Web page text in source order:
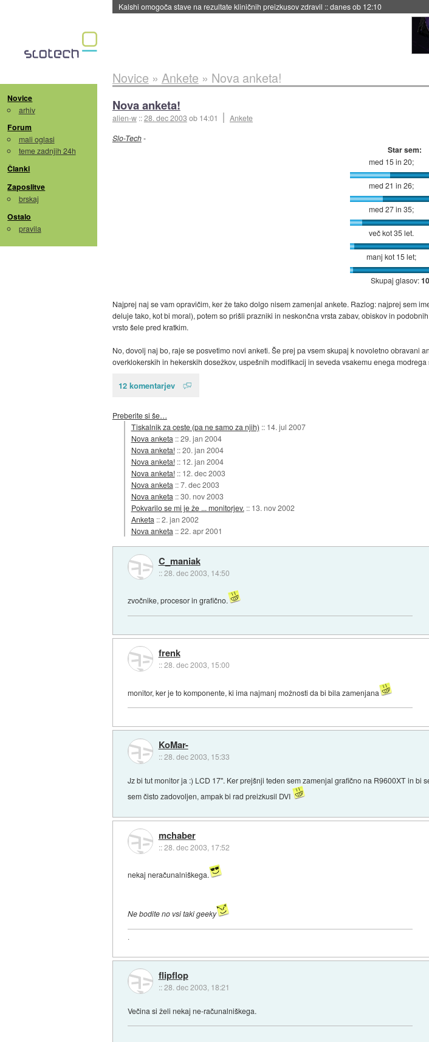
Kalshi omogoča stave na rezultate kliničnih preizkusov zdravil ::danes ob 12:10
Novice
arhiv
Forum
mali oglasi
teme zadnjih 24h
Članki
Zaposlitve
brskaj
Ostalo
pravila
Novice » Ankete » Nova anketa!
Nova anketa!
alien-w ::28. dec 2003 ob 14:01
Ankete
Slo-Tech-
Star sem:
med 15 in 20;
med 21 in 26;
med 27 in 35;
več kot 35 let.
manj kot 15 let;
Skupaj glasov:
Najprej naj se vam opravičim, ker že tako dolgo nisem zamenjal ankete. Razlog: najprej sem
deluje tako, kot bi moral), potem so prišli prazniki in neskončna vrsta zabav, obiskov in
vrsto šele pred kratkim.
No, dovolj naj bo, raje se posvetimo novi anketi. Še prej pa vsem skupaj k novoletno obravani
overklokerskih in hekerskih dosežkov, uspešnih modifikacij in seveda vsakemu enega modrega
12 komentarjev
Preberite si še…
Tiskalnik za ceste (pa ne samo za njih) :: 14. jul 2007
Nova anketa ::29. jan 2004
Nova anketa! ::20. jan 2004
Nova anketa! :: 12. jan 2004
Nova anketa! :: 12. dec 2003
Nova anketa ::7. dec 2003
Nova anketa ::30. nov 2003
Pokvarilo se mi je že ... monitorjev. :: 13. nov 2002
Anketa ::2. jan 2002
Nova anketa ::22. apr 2001
C_maniak
::28. dec 2003, 14:50
zvočnike, procesor in grafično.
frenk
::28. dec 2003, 15:00
monitor, ker je to komponente, ki ima najmanj možnosti da bi bila zamenjana
KoMar-
::28. dec 2003, 15:33
Jz bi tut monitor ja :) LCD 17''. Ker prejšnji teden sem zamenjal grafično na R9600XT in
sem čisto zadovoljen, ampak bi rad preizkusil DVI
mchaber
::28. dec 2003, 17:52
nekaj neračunalniškega.
Ne bodite no vsi taki geeky
.
flipflop
::28. dec 2003, 18:21
Večina si želi nekaj ne-računalniškega.